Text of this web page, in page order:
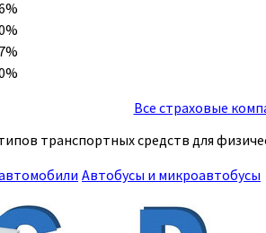
Все страховые
транспортных средств для
Автобусы и микроавтобусы